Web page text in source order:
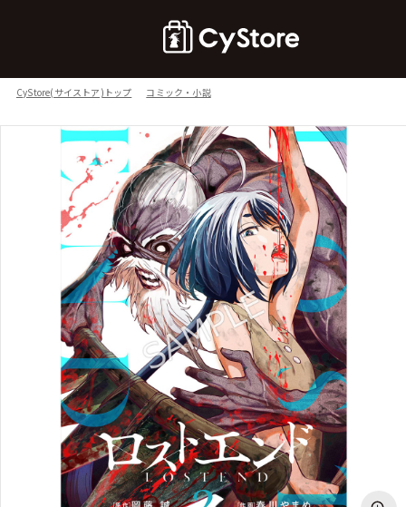
CyStore(サイストア)トップ コミック・小説